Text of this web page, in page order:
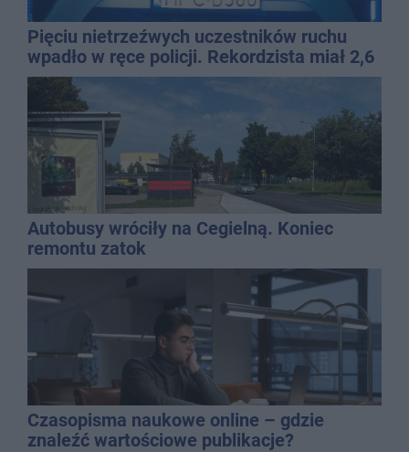
Pięciu nietrzeźwych uczestników ruchu
wpadło w ręce policji. Rekordzista miał 2,6
promila
Autobusy wróciły na Cegielną. Koniec
remontu zatok
Czasopisma naukowe online – gdzie
znaleźć wartościowe publikacje?